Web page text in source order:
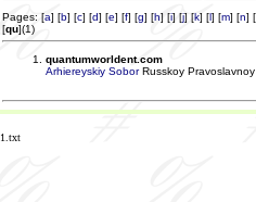
Pages: [a] [b] [c] [d] [e] [f] [g] [h] [i] [j] [k] [l] [m] [n] [
[qu](1)
quantumworldent.com
Arhiereyskiy SoborRusskoy Pravoslavnoy
1.txt